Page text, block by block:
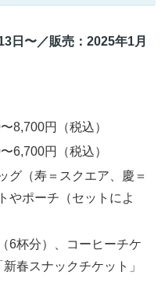
日〜／販売：2025年1月
8,700円（税込）
6,700円（税込）
グ（寿＝スクエア、慶＝
やポーチ（セットによ
6杯分）、コーヒーチケ
春スナックチケット」